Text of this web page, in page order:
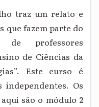
traz um relato e
que fazem parte do
de professores
de Ciências da
Este curso é
Os
são o módulo 2